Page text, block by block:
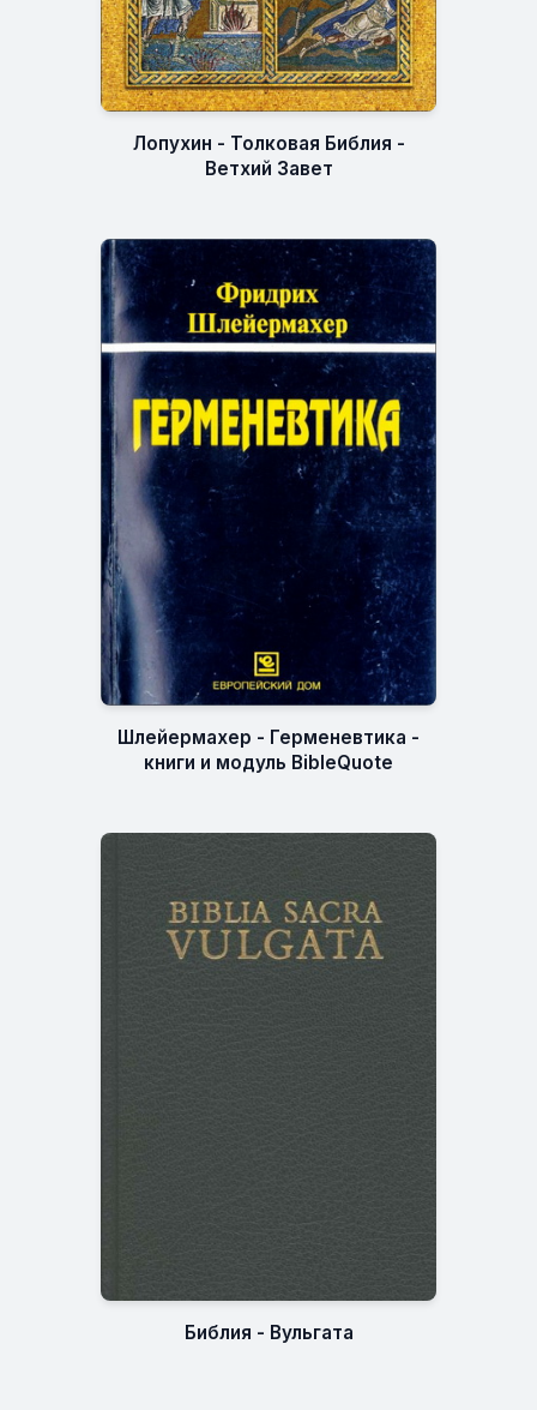
Лопухин - Толковая Библия -
Ветхий Завет
Шлейермахер - Герменевтика -
книги и модуль BibleQuote
Библия - Вульгата